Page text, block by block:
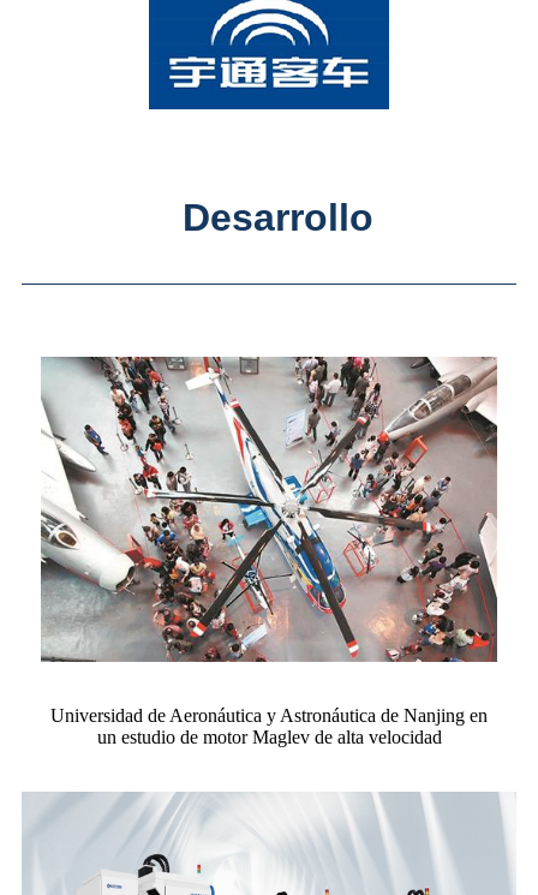
Desarrollo
Universidad de Aeronáutica y Astronáutica de Nanjing en
un estudio de motor Maglev de alta velocidad